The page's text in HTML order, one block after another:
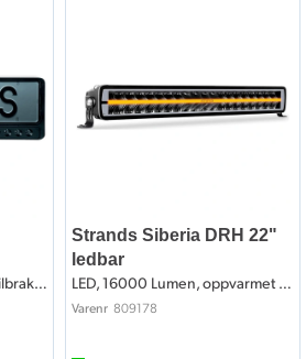
8100 Lumen, Integrert i skilbrakett
Strands Siberia DRH 22"
ledbar
LED, 16000 Lumen, oppvarmet linse
Varenr 809178